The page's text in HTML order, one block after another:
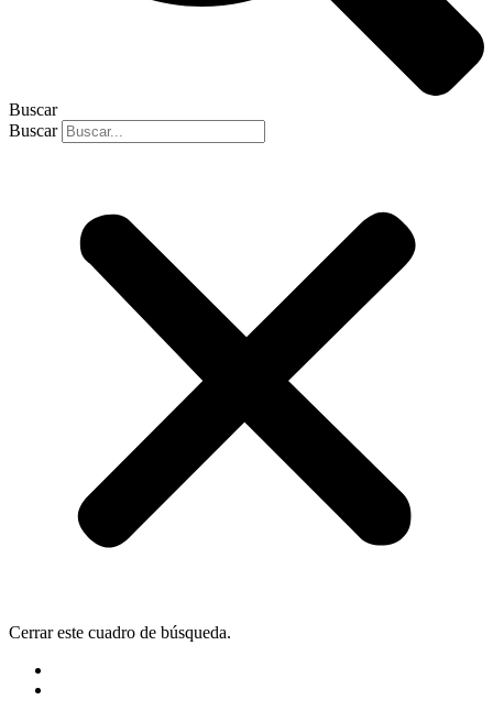
Buscar
Buscar
Cerrar este cuadro de búsqueda.